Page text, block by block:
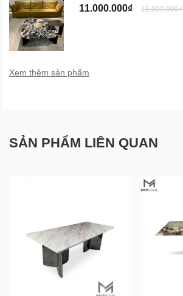
11.000.000₫ 15.000.000₫
Xem thêm sản phẩm
SẢN PHẨM LIÊN QUAN